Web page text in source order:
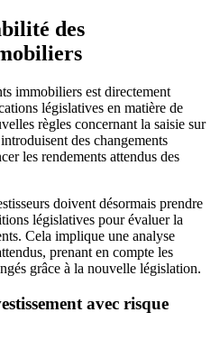
des
immobiliers est directement
législatives en matière de
règles concernant la saisie sur
des changements
les rendements attendus des
doivent désormais prendre
législatives pour évaluer la
Cela implique une analyse
prenant en compte les
grâce à la nouvelle législation.
avec risque